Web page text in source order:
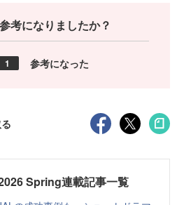
考になりましたか？
1 参考になった
Spring連載記事一覧